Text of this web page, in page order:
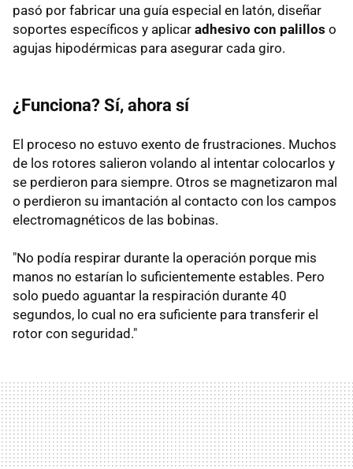
pasó por fabricar una guía especial en latón, diseñar
soportes específicos y aplicar adhesivo con palillos o
agujas hipodérmicas para asegurar cada giro.
¿Funciona? Sí, ahora sí
El proceso no estuvo exento de frustraciones. Muchos
de los rotores salieron volando al intentar colocarlos y
se perdieron para siempre. Otros se magnetizaron mal
o perdieron su imantación al contacto con los campos
electromagnéticos de las bobinas.
"No podía respirar durante la operación porque mis
manos no estarían lo suficientemente estables. Pero
solo puedo aguantar la respiración durante 40
segundos, lo cual no era suficiente para transferir el
rotor con seguridad."